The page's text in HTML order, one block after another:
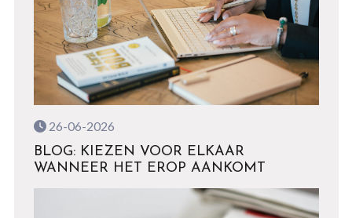
26-06-2026
BLOG: KIEZEN VOOR ELKAAR
WANNEER HET EROP AANKOMT